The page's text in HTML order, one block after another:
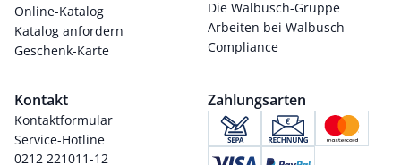
Online-Katalog
Katalog anfordern
Geschenk-Karte
Die Walbusch-Gruppe
Arbeiten bei Walbusch
Compliance
Kontakt
Kontaktformular
Service-Hotline
0212 221011-12
Zahlungsarten